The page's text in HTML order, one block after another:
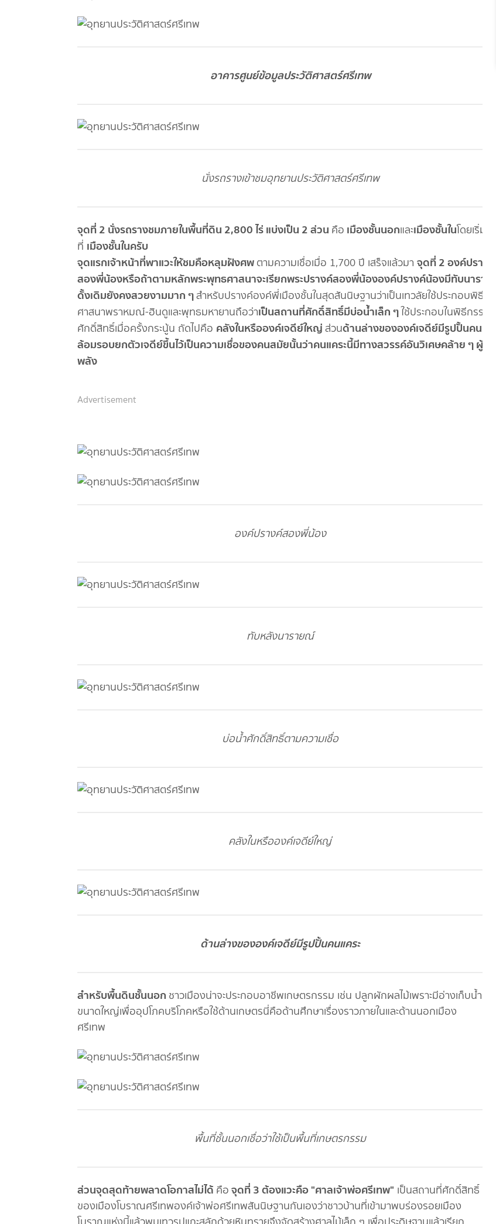
อาคารศูนย์ข้อมูลประวัติศาสตร์ศรีเทพ
นั่งรถรางเข้าชมอุทยานประวัติศาสตร์ศรีเทพ
จุดที่ 2 นั่งรถรางชมภายในพื้นที่ดิน 2,800 ไร่ แบ่งเป็น 2 ส่วน คือ เมืองชั้นนอกและเมืองชั้นในโดยเริ่มต้น
ที่ เมืองชั้นในครับ
จุดแรกเจ้าหน้าที่พาแวะให้ชมคือหลุมฝังศพตามความเชื่อเมื่อ 1,700 ปี เสร็จแล้วมา จุดที่ 2 องค์ปรางค์
สองพี่น้องหรือถ้าตามหลักพระพุทธศาสนาจะเรียกพระปรางค์สองพี่น้ององค์ปรางค์น้องมีทับนารายณ์
ดั้งเดิมยังคงสวยงามมาก ๆสำหรับปรางค์องค์พี่เมืองชั้นในสุดสันนิษฐานว่าเป็นเทวลัยใช้ประกอบพิธีทาง
ศาสนาพราหมณ์-ฮินดูและพุทธมหายานถือว่าเป็นสถานที่ศักดิ์สิทธิ์มีบ่อน้ำเล็ก ๆใช้ประกอบในพิธีกรรมอัน
ศักดิ์สิทธิ์เมื่อครั้งกระนู้น ถัดไปคือ คลังในหรือองค์เจดีย์ใหญ่ส่วนด้านล่างขององค์เจดีย์มีรูปปั้นคนแคระ
ล้อมรอบยกตัวเจดีย์ขึ้นไว้เป็นความเชื่อของคนสมัยนั้นว่าคนแคระนี้มีทางสวรรค์อันวิเศษคล้าย ๆ ผู้มี
พลัง
Advertisement
องค์ปรางค์สองพี่น้อง
ทับหลังนารายณ์
บ่อน้ำศักดิ์สิทธิ์ตามความเชื่อ
คลังในหรือองค์เจดีย์ใหญ่
ด้านล่างขององค์เจดีย์มีรูปปั้นคนแคระ
สำหรับพื้นดินชั้นนอก ชาวเมืองน่าจะประกอบอาชีพเกษตรกรรม เช่น ปลูกผักผลไม้เพราะมีอ่างเก็บน้ำ
ขนาดใหญ่เพื่ออุปโภคบริโภคหรือใช้ด้านเกษตรนี่คือด้านศึกษาเรื่องราวภายในและด้านนอกเมือง
ศรีเทพ
พื้นที่ชั้นนอกเชื่อว่าใช้เป็นพื้นที่เกษตรกรรม
ส่วนจุดสุดท้ายพลาดโอกาสไม่ได้ คือจุดที่ 3 ต้องแวะคือ "ศาลเจ้าพ่อศรีเทพ" เป็นสถานที่ศักดิ์สิทธิ์
ของเมืองโบราณศรีเทพองค์เจ้าพ่อศรีเทพสันนิษฐานกันเองว่าชาวบ้านที่เข้ามาพบร่องรอยเมือง